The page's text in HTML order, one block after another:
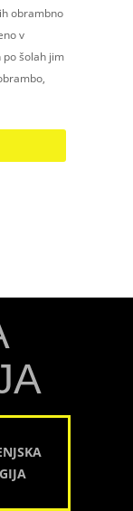
obrambno
v
po šolah jim